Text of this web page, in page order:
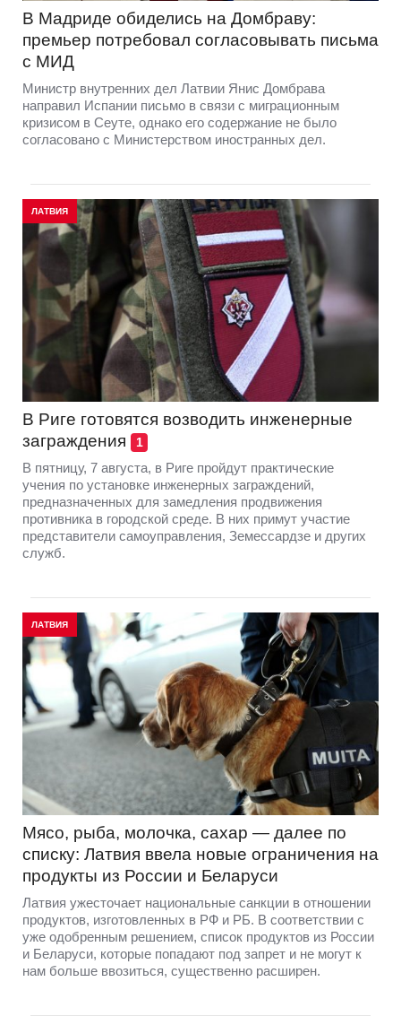
В Мадриде обиделись на Домбраву:
премьер потребовал согласовывать письма
с МИД
Министр внутренних дел Латвии Янис Домбрава
направил Испании письмо в связи с миграционным
кризисом в Сеуте, однако его содержание не было
согласовано с Министерством иностранных дел.
ЛАТВИЯ
В Риге готовятся возводить инженерные
заграждения
1
В пятницу, 7 августа, в Риге пройдут практические
учения по установке инженерных заграждений,
предназначенных для замедления продвижения
противника в городской среде. В них примут участие
представители самоуправления, Земессардзе и других
служб.
ЛАТВИЯ
Мясо, рыба, молочка, сахар — далее по
списку: Латвия ввела новые ограничения на
продукты из России и Беларуси
Латвия ужесточает национальные санкции в отношении
продуктов, изготовленных в РФ и РБ. В соответствии с
уже одобренным решением, список продуктов из России
и Беларуси, которые попадают под запрет и не могут к
нам больше ввозиться, существенно расширен.